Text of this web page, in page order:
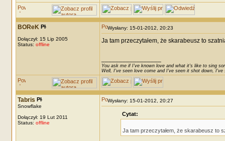
BOReK
Dołączył: 15 Lip 2005
Status: offline
Wysłany: 15-01-2012, 20:23
Ja tam przeczytałem, że skarabeusz to
You ask me if I've known love and what it's like to sing
Well, I've seen love come and I've seen it shot down, I've
Tabris
Snowflake
Dołączył: 19 Lut 2011
Status: offline
Wysłany: 15-01-2012, 20:27
Cytat:
Ja tam przeczytałem, że skarabeusz to